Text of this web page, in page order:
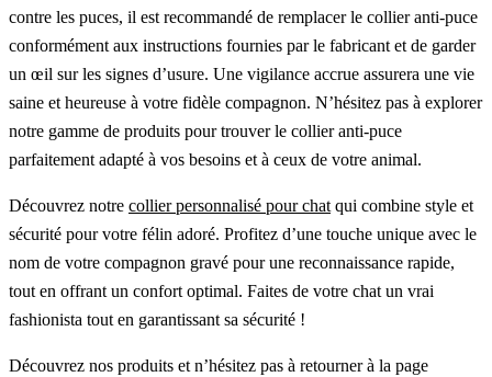
contre les puces, il est recommandé de remplacer le collier anti-puce
conformément aux instructions fournies par le fabricant et de garder
un œil sur les signes d’usure. Une vigilance accrue assurera une vie
saine et heureuse à votre fidèle compagnon. N’hésitez pas à explorer
notre gamme de produits pour trouver le collier anti-puce
parfaitement adapté à vos besoins et à ceux de votre animal.
Découvrez notre collier personnalisé pour chat qui combine style et
sécurité pour votre félin adoré. Profitez d’une touche unique avec le
nom de votre compagnon gravé pour une reconnaissance rapide,
tout en offrant un confort optimal. Faites de votre chat un vrai
fashionista tout en garantissant sa sécurité !
Découvrez nos produits et n’hésitez pas à retourner à la page